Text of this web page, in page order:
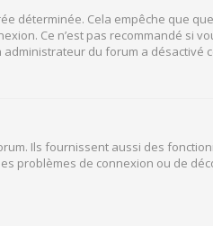
Cela empêche que
Ce n’est pas recommandé si
administrateur du forum a désactivé
Ils fournissent aussi des
problèmes de connexion ou de